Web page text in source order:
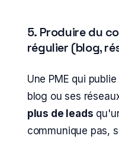
5. Produire du
régulier (blog,
Une PME qui
blog ou ses
plus de leads
communique pas,